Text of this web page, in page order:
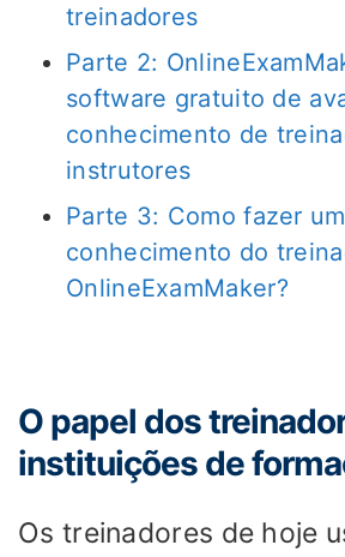
treinadores
Parte 2:
software gratuito de
conhecimento de
instrutores
Parte 3: Como fazer
conhecimento do
OnlineExamMaker?
O papel dos
instituições de
Os treinadores de hoje